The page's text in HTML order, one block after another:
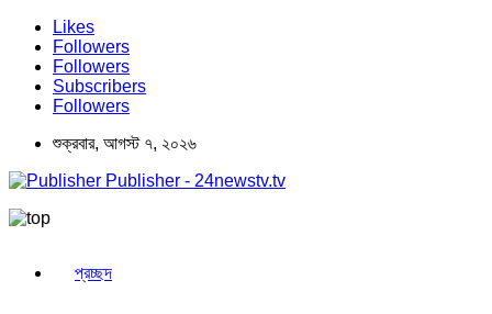
Likes
Followers
Followers
Subscribers
Followers
শুক্রবার, আগস্ট ৭, ২০২৬
Publisher - 24newstv.tv
প্রচ্ছদ